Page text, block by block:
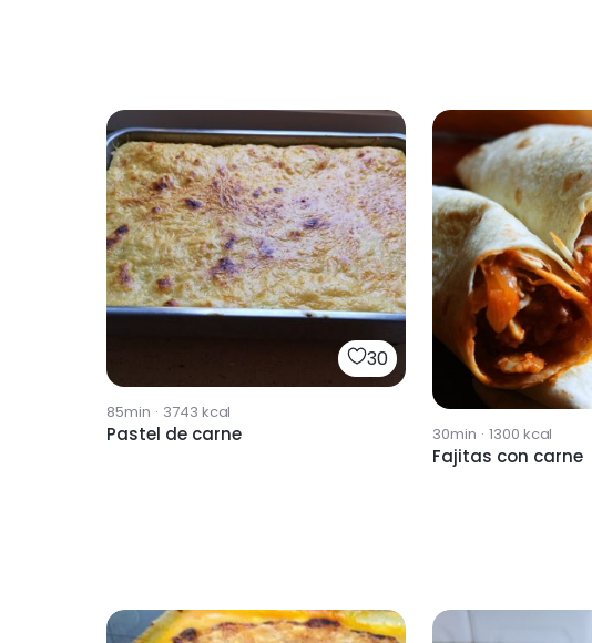
30
85min · 3743 kcal
Pastel de carne 30min · 1300 kcal
Fajitas con carne